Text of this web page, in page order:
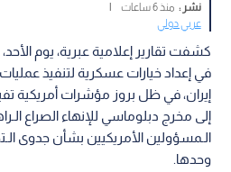
نشر : منذ 6 ساعات
عربي دولي
كشفت تقارير إعلامية عبرية، يوم
في إعداد خيارات عسكرية لتنفيذ
إيران، في ظل بروز مؤشرات
إلى مخرج دبلوماسي للإنهاء الصراع
الـمسؤولين الأمريكيين بشأن جدوى
وحدها.